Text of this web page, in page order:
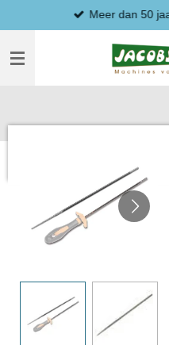
direct
naar
hoofdinhoud
Meer dan 50